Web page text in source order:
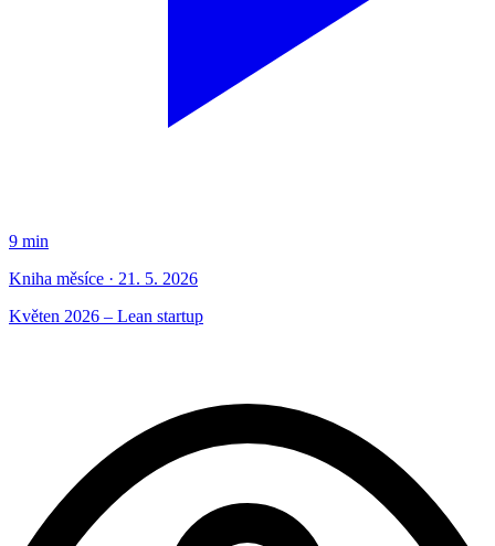
9 min
Kniha měsíce · 21. 5. 2026
Květen 2026 – Lean startup